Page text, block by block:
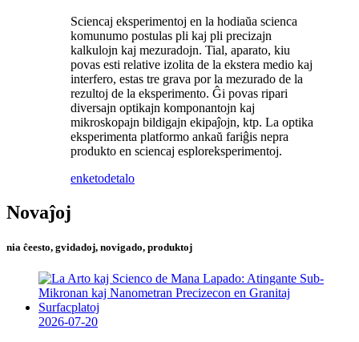
Sciencaj eksperimentoj en la hodiaŭa scienca
komunumo postulas pli kaj pli precizajn
kalkulojn kaj mezuradojn. Tial, aparato, kiu
povas esti relative izolita de la ekstera medio kaj
interfero, estas tre grava por la mezurado de la
rezultoj de la eksperimento. Ĝi povas ripari
diversajn optikajn komponantojn kaj
mikroskopajn bildigajn ekipaĵojn, ktp. La optika
eksperimenta platformo ankaŭ fariĝis nepra
produkto en sciencaj esploreksperimentoj.
enketodetalo
Novaĵoj
nia ĉeesto, gvidadoj, novigado, produktoj
2026-07-20